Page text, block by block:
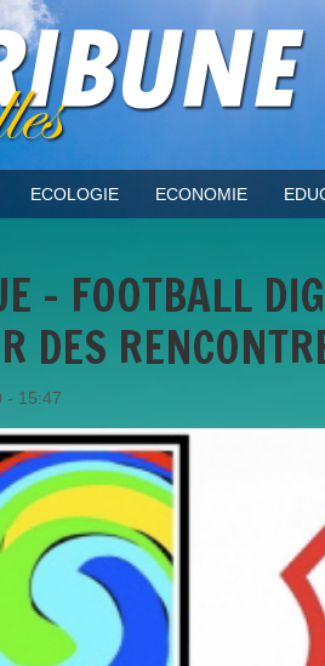
ECOLOGIE ECONOMIE
- FOOTBALL
DES
- 15:47